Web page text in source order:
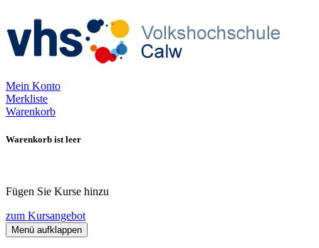
Mein Konto
Merkliste
Warenkorb
Warenkorb ist leer
Fügen Sie Kurse hinzu
zum Kursangebot
Menü aufklappen